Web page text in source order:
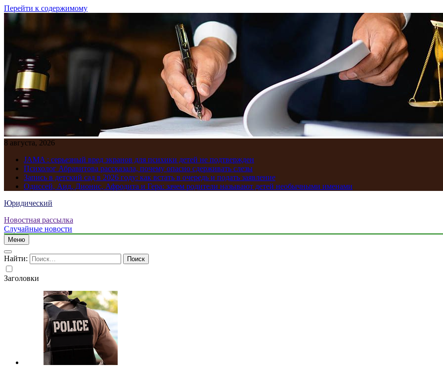
Перейти к содержимому
8 августа, 2026
JAMA : серьезный вред экранов для психики детей не подтвержден
Психолог Абравитова рассказала, почему опасно сдерживать слезы
Запись в детский сад в 2026 году: как встать в очередь и подать заявление
Одиссей, Аид, Дионис, Афродита и Гера: зачем родители называют детей необычными именами
Юридический
Новостная рассылка
Случайные новости
Меню
Найти:
Заголовки